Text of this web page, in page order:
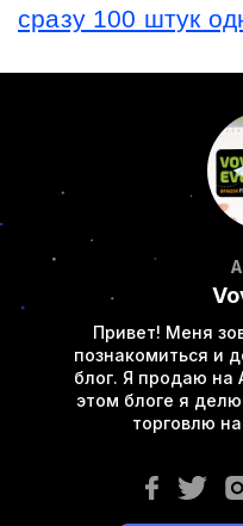
сразу 100 штук
Привет! Меня
познакомиться и
блог. Я продаю на
этом блоге я
торговлю